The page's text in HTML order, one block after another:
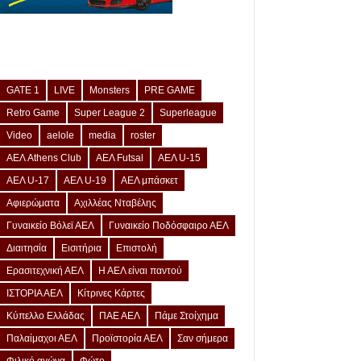
GATE 1 LIVE Monsters
PRE GAME
Retro Game
Super League 2
Superleague
Video
aelole media
roster
ΑΕΛ Athens Club
ΑΕΛ Futsal
ΑΕΛ U-15
ΑΕΛ U-17
ΑΕΛ U-19
ΑΕΛ μπάσκετ
Αφιερώματα
Αχιλλέας Νταβέλης
Γυναικείο Βόλεϊ ΑΕΛ
Γυναικείο Ποδόσφαιρο ΑΕΛ
Διαιτησία
Εισιτήρια
Επιστολή
Ερασιτεχνική ΑΕΛ
Η ΑΕΛ είναι παντού
ΙΣΤΟΡΙΑ ΑΕΛ
Κίτρινες Κάρτες
Κύπελλο Ελλάδας
ΠΑΕ ΑΕΛ
Πάμε Στοίχημα
Παλαίμαχοι ΑΕΛ
Προϊστορία ΑΕΛ
Σαν σήμερα